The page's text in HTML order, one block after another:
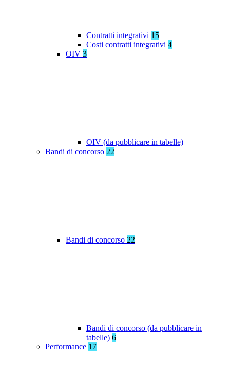
Contratti integrativi 15
Costi contratti integrativi 4
OIV 3
OIV (da pubblicare in tabelle)
Bandi di concorso 22
Bandi di concorso 22
Bandi di concorso (da pubblicare in
tabelle) 6
Performance 17